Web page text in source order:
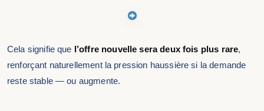
Cela signifie que l’offre nouvelle sera deux fois plus rare,
renforçant naturellement la pression haussière si la demande
reste stable — ou augmente.